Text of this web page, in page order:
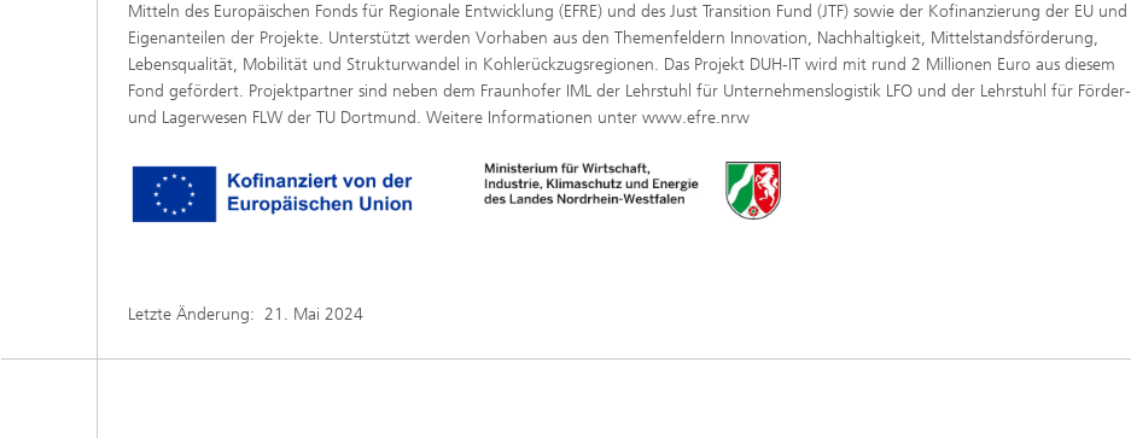
Mitteln des Europäischen Fonds für Regionale Entwicklung (EFRE) und des Just Transition Fund (JTF) sowie der Kofinanzierung der EU und
Eigenanteilen der Projekte. Unterstützt werden Vorhaben aus den Themenfeldern Innovation, Nachhaltigkeit, Mittelstandsförderung,
Lebensqualität, Mobilität und Strukturwandel in Kohlerückzugsregionen. Das Projekt DUH-IT wird mit rund 2 Millionen Euro aus diesem
Fond gefördert. Projektpartner sind neben dem Fraunhofer IML der Lehrstuhl für Unternehmenslogistik LFO und der Lehrstuhl für Förder-
und Lagerwesen FLW der TU Dortmund. Weitere Informationen unter www.efre.nrw
Letzte Änderung: 21. Mai 2024